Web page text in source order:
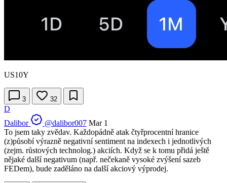
US10Y
3 32
D
Dalibor
@dalibor007 Mar 1
To jsem taky zvědav. Každopádně atak čtyřprocentní hranice
(z)působí výrazně negativní sentiment na indexech i jednotlivých
(zejm. růstových technolog.) akciích. Když se k tomu přidá ještě
nějaké další negativum (např. nečekaně vysoké zvýšení sazeb
FEDem), bude zaděláno na další akciový výprodej.